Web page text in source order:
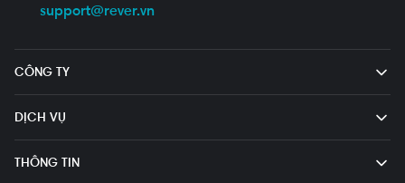
support@rever.vn
CÔNG TY
DỊCH VỤ
THÔNG TIN